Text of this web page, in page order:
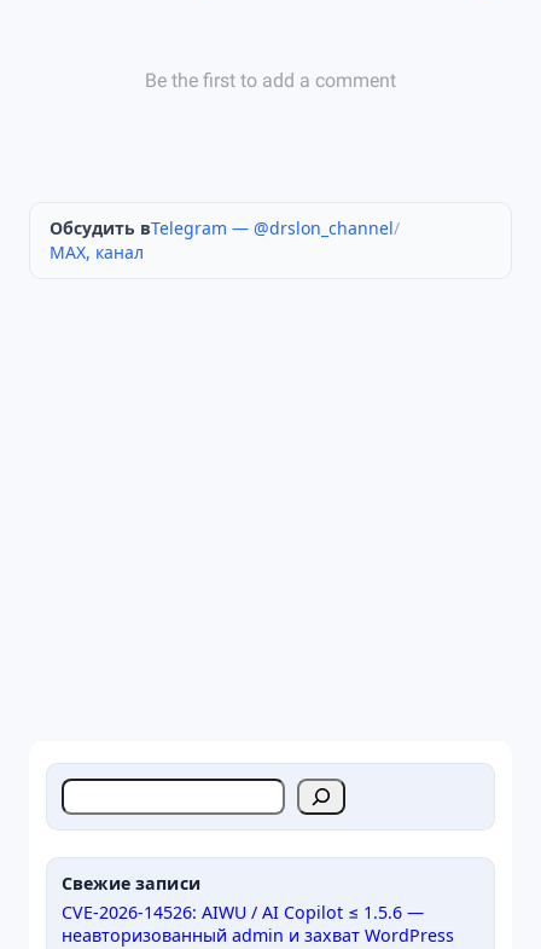
Обсудить вTelegram — @drslon_channel/
MAX, канал
П
о
с
к
Свежие записи
CVE-2026-14526: AIWU / AI Copilot ≤ 1.5.6 —
неавторизованный admin и захват WordPress